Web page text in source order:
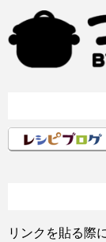
リンクを貼る際